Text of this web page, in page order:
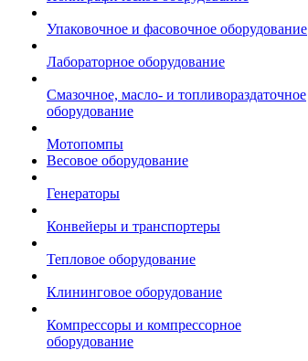
Упаковочное и фасовочное оборудование
Лабораторное оборудование
Смазочное, масло- и топливораздаточное
оборудование
Мотопомпы
Весовое оборудование
Генераторы
Конвейеры и транспортеры
Тепловое оборудование
Клининговое оборудование
Компрессоры и компрессорное
оборудование